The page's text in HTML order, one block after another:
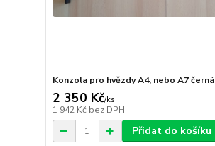
Konzola pro hvězdy A4, nebo A7 černá
2 350 Kč/ks
1 942 Kč bez DPH
Přidat do košíku